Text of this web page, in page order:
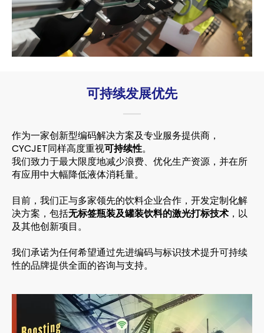
可持续发展优先
作为一家创新型编码解决方案及专业服务提供商，
CYCJET同样高度重视可持续性。
我们致力于最大限度地减少浪费、优化生产资源，并在所
有应用中大幅降低液体消耗量。
目前，我们正与多家领先的饮料企业合作，开发定制化解
决方案，包括无标签瓶装及罐装饮料的激光打标技术 ，以
及其他创新项目。
我们承诺为任何希望通过先进编码与标识技术提升可持续
性的品牌提供全面的咨询与支持。